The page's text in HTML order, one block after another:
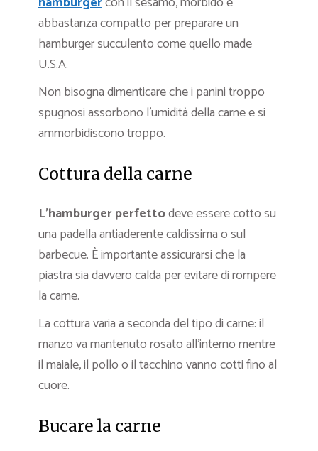
abbastanza compatto per preparare un
hamburger succulento come quello made
U.S.A.
Non bisogna dimenticare che i panini troppo
spugnosi assorbono l’umidità della carne e si
ammorbidiscono troppo.
Cottura della carne
L’hamburger perfettodeve essere cotto su
una padella antiaderente caldissima o sul
barbecue. È importante assicurarsi che la
piastra sia davvero calda per evitare di rompere
la carne.
La cottura varia a seconda del tipo di carne: il
manzo va mantenuto rosato all’interno mentre
il maiale, il pollo o il tacchino vanno cotti fino al
cuore.
Bucare la carne